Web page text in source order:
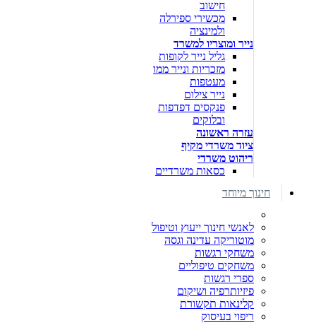
חישוב
מכשירי ספירלה
ולמינציה
נייר ומוצריו למשרד
גליל נייר לקופות
מזכריות ונייר ממו
מעטפות
נייר צילום
פנקסים דפדפות
ובלוקים
עזרה ראשונה
ציוד משרדי מקיף
ריהוט משרדי
כסאות משרדיים
חינוך מיוחד
לאנשי חינוך ייעוץ וטיפול
מוטוריקה עדינה וגסה
משחקי רגשות
משחקים טיפוליים
ספרי רגשות
פיזיותרפיה ושיקום
קלינאות תקשורת
ריפוי בעיסוק